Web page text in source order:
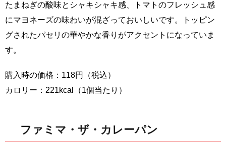
たまねぎの酸味とシャキシャキ感、トマトのフレッシュ感
にマヨネーズの味わいが混ざっておいしいです。トッピン
グされたパセリの華やかな香りがアクセントになっていま
す。
購入時の価格：118円（税込）
カロリー：221kcal（1個当たり）
ファミマ・ザ・カレーパン